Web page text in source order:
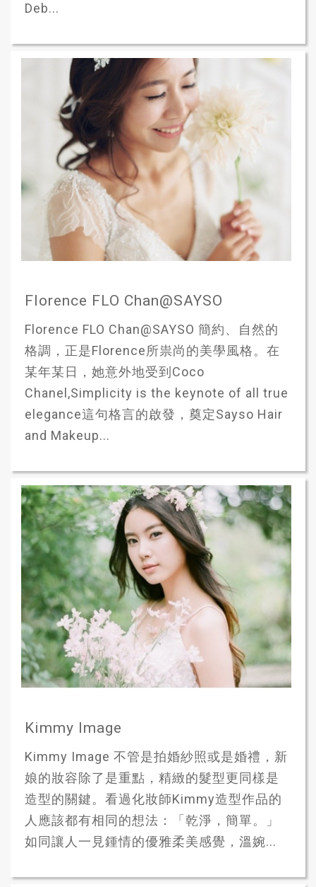
Deb...
Florence FLO Chan@SAYSO
Florence FLO Chan@SAYSO 簡約、自然的
格調，正是Florence所祟尚的美學風格。在
某年某日，她意外地受到Coco
Chanel,Simplicity is the keynote of all true
elegance這句格言的啟發，奠定Sayso Hair
and Makeup...
Kimmy Image
Kimmy Image 不管是拍婚紗照或是婚禮，新
娘的妝容除了是重點，精緻的髮型更同樣是
造型的關鍵。看過化妝師Kimmy造型作品的
人應該都有相同的想法：「乾淨，簡單。」
如同讓人一見鍾情的優雅柔美感覺，溫婉...